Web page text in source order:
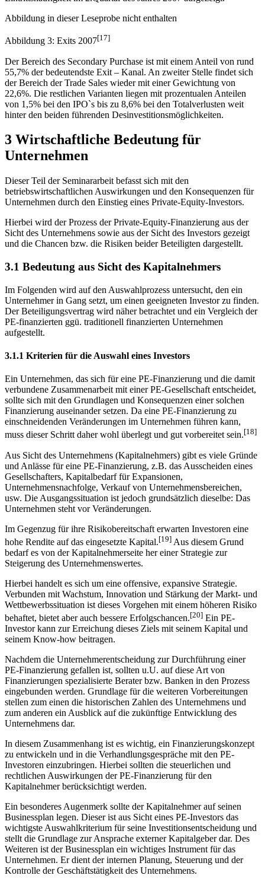
Abbildung in dieser Leseprobe nicht enthalten
Abbildung 3: Exits 2007[17]
Der Bereich des Secondary Purchase ist mit einem Anteil von rund
55,7% der bedeutendste Exit – Kanal. An zweiter Stelle findet sich
der Bereich der Trade Sales wieder mit einer Gewichtung von
22,6%. Die restlichen Varianten liegen mit prozentualen Anteilen
von 1,5% bei den IPO`s bis zu 8,6% bei den Totalverlusten weit
hinter den beiden führenden Desinvestitionsmöglichkeiten.
3 Wirtschaftliche Bedeutung für
Unternehmen
Dieser Teil der Seminararbeit befasst sich mit den
betriebswirtschaftlichen Auswirkungen und den Konsequenzen für
Unternehmen durch den Einstieg eines Private-Equity-Investors.
Hierbei wird der Prozess der Private-Equity-Finanzierung aus der
Sicht des Unternehmens sowie aus der Sicht des Investors gezeigt
und die Chancen bzw. die Risiken beider Beteiligten dargestellt.
3.1 Bedeutung aus Sicht des Kapitalnehmers
Im Folgenden wird auf den Auswahlprozess untersucht, den ein
Unternehmer in Gang setzt, um einen geeigneten Investor zu finden.
Der Beteiligungsvertrag wird näher betrachtet und ein Vergleich der
PE-finanzierten ggü. traditionell finanzierten Unternehmen
aufgestellt.
3.1.1 Kriterien für die Auswahl eines Investors
Ein Unternehmen, das sich für eine PE-Finanzierung und die damit
verbundene Zusammenarbeit mit einer PE-Gesellschaft entscheidet,
sollte sich mit den Grundlagen und Konsequenzen einer solchen
Finanzierung auseinander setzen. Da eine PE-Finanzierung zu
einschneidenden Veränderungen im Unternehmen führen kann,
muss dieser Schritt daher wohl überlegt und gut vorbereitet sein.[18]
Aus Sicht des Unternehmens (Kapitalnehmers) gibt es viele Gründe
und Anlässe für eine PE-Finanzierung, z.B. das Ausscheiden eines
Gesellschafters, Kapitalbedarf für Expansionen,
Unternehmensnachfolge, Verkauf von Unternehmensbereichen,
usw. Die Ausgangssituation ist jedoch grundsätzlich dieselbe: Das
Unternehmen steht vor Veränderungen.
Im Gegenzug für ihre Risikobereitschaft erwarten Investoren eine
hohe Rendite auf das eingesetzte Kapital.[19] Aus diesem Grund
bedarf es von der Kapitalnehmerseite her einer Strategie zur
Steigerung des Unternehmenswertes.
Hierbei handelt es sich um eine offensive, expansive Strategie.
Verbunden mit Wachstum, Innovation und Stärkung der Markt- und
Wettbewerbssituation ist dieses Vorgehen mit einem höheren Risiko
behaftet, bietet aber auch bessere Erfolgschancen.[20] Ein PE-
Investor kann zur Erreichung dieses Ziels mit seinem Kapital und
seinem Know-how beitragen.
Nachdem die Unternehmerentscheidung zur Durchführung einer
PE-Finanzierung gefallen ist, sollten u.U. auf diese Art von
Finanzierungen spezialisierte Berater bzw. Banken in den Prozess
eingebunden werden. Grundlage für die weiteren Vorbereitungen
stellen zum einen die historischen Zahlen des Unternehmens und
zum anderen ein Ausblick auf die zukünftige Entwicklung des
Unternehmens dar.
In diesem Zusammenhang ist es wichtig, ein Finanzierungskonzept
zu entwickeln und in die Verhandlungsgespräche mit den PE-
Investoren einzubringen. Hierbei sollten die steuerlichen und
rechtlichen Auswirkungen der PE-Finanzierung für den
Kapitalnehmer berücksichtigt werden.
Ein besonderes Augenmerk sollte der Kapitalnehmer auf seinen
Businessplan legen. Dieser ist aus Sicht eines PE-Investors das
wichtigste Auswahlkriterium für seine Investitionsentscheidung und
stellt die Grundlage zur Ansprache externer Kapitalgeber dar. Des
Weiteren ist der Businessplan ein wichtiges Instrument für das
Unternehmen. Er dient der internen Planung, Steuerung und der
Kontrolle der Geschäftstätigkeit des Unternehmens.